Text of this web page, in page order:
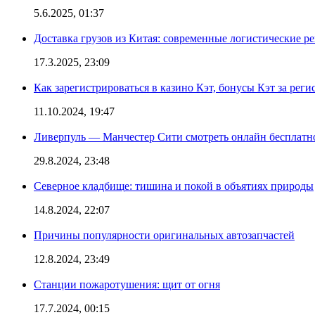
5.6.2025, 01:37
Доставка грузов из Китая: современные логистические
17.3.2025, 23:09
Как зарегистрироваться в казино Кэт, бонусы Кэт за
11.10.2024, 19:47
Ливерпуль — Манчестер Сити смотреть онлайн
29.8.2024, 23:48
Северное кладбище: тишина и покой в объятиях природы
14.8.2024, 22:07
Причины популярности оригинальных автозапчастей
12.8.2024, 23:49
Станции пожаротушения: щит от огня
17.7.2024, 00:15